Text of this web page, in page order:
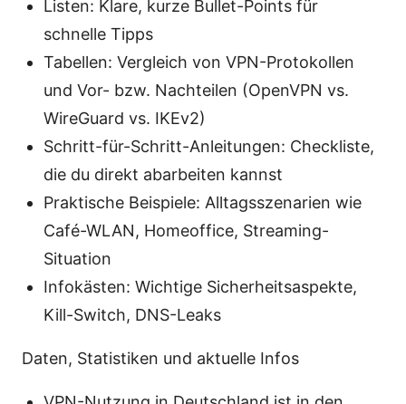
Listen: Klare, kurze Bullet-Points für
schnelle Tipps
Tabellen: Vergleich von VPN-Protokollen
und Vor- bzw. Nachteilen (OpenVPN vs.
WireGuard vs. IKEv2)
Schritt-für-Schritt-Anleitungen: Checkliste,
die du direkt abarbeiten kannst
Praktische Beispiele: Alltagsszenarien wie
Café-WLAN, Homeoffice, Streaming-
Situation
Infokästen: Wichtige Sicherheitsaspekte,
Kill-Switch, DNS-Leaks
Daten, Statistiken und aktuelle Infos